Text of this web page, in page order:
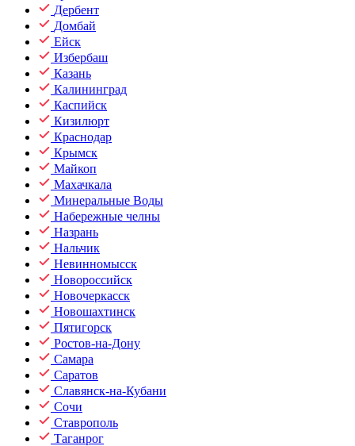
Дербент
Домбай
Ейск
Избербаш
Казань
Калининград
Каспийск
Кизилюрт
Краснодар
Крымск
Майкоп
Махачкала
Минеральные Воды
Набережные челны
Назрань
Нальчик
Невинномысск
Новороссийск
Новочеркасск
Новошахтинск
Пятигорск
Ростов-на-Дону
Самара
Саратов
Славянск-на-Кубани
Сочи
Ставрополь
Таганрог